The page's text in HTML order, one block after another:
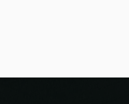
Les Jets peuvent-ils